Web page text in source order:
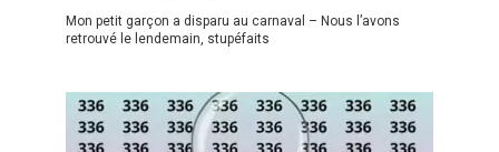
Mon petit garçon a disparu au carnaval – Nous l’avons
retrouvé le lendemain, stupéfaits